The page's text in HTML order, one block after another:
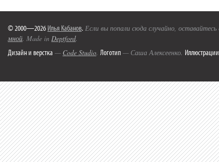
© 2000—2026 Илья Кабанов. Если вы попали сюда случайно,
мной. Made in Deptford.
Дизайн и верстка — Code Studio. Логотип — Саша Алексеенко. Иллюстрации